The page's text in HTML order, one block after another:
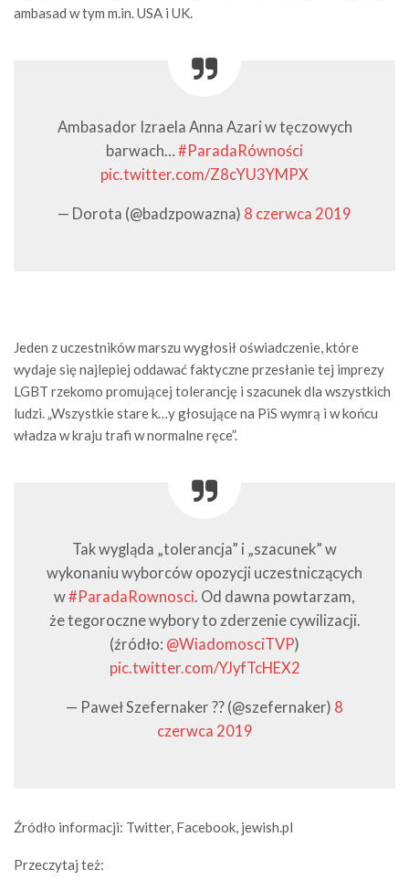
ambasad w tym m.in. USA i UK.
Ambasador Izraela Anna Azari w tęczowych
barwach… #ParadaRówności
pic.twitter.com/Z8cYU3YMPX
— Dorota (@badzpowazna) 8 czerwca 2019
Jeden z uczestników marszu wygłosił oświadczenie, które
wydaje się najlepiej oddawać faktyczne przesłanie tej imprezy
LGBT rzekomo promującej tolerancję i szacunek dla wszystkich
ludzi. „Wszystkie stare k…y głosujące na PiS wymrą i w końcu
władza w kraju trafi w normalne ręce”.
Tak wygląda „tolerancja” i „szacunek” w
wykonaniu wyborców opozycji uczestniczących
w#ParadaRownosci. Od dawna powtarzam,
że tegoroczne wybory to zderzenie cywilizacji.
(źródło: @WiadomosciTVP)
pic.twitter.com/YJyfTcHEX2
— Paweł Szefernaker ?? (@szefernaker) 8
czerwca 2019
Źródło informacji: Twitter, Facebook, jewish.pl
Przeczytaj też: